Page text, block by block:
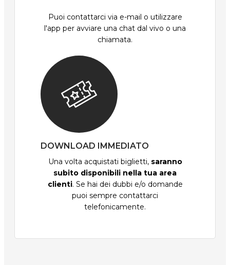
Puoi contattarci via e-mail o utilizzare
l'app per avviare una chat dal vivo o una
chiamata.
DOWNLOAD IMMEDIATO
Una volta acquistati biglietti, saranno
subito disponibili nella tua area
clienti. Se hai dei dubbi e/o domande
puoi sempre contattarci
telefonicamente.